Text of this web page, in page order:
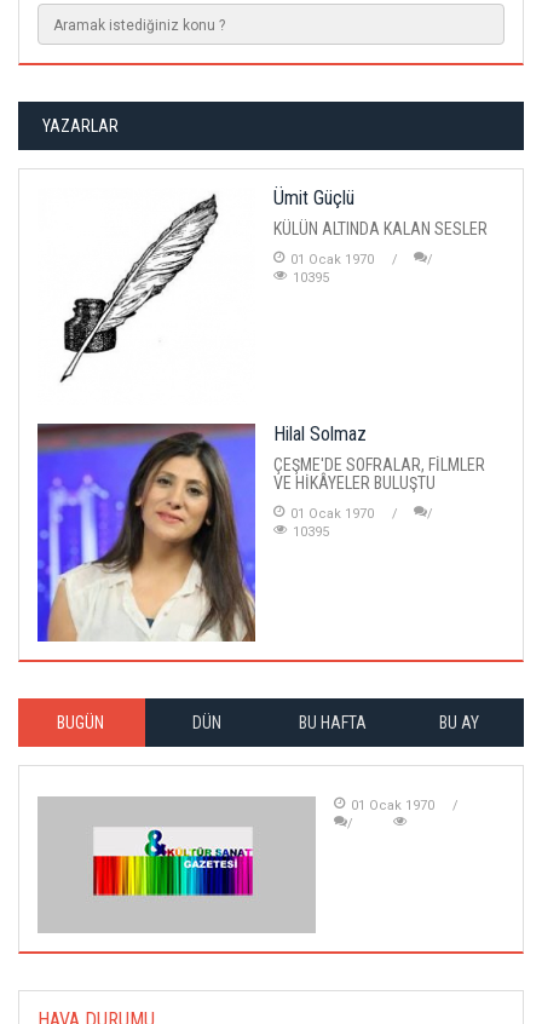
YAZARLAR
Ümit Güçlü
KÜLÜN ALTINDA KALAN SESLER
01 Ocak 1970
10395
Hilal Solmaz
ÇEŞME'DE SOFRALAR, FİLMLER
VE HİKÂYELER BULUŞTU
01 Ocak 1970
10395
BUGÜN DÜN BU HAFTA BU AY
01 Ocak 1970